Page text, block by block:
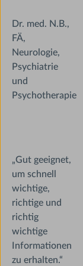
Dr. med. N.B.,
FÄ,
Neurologie,
Psychiatrie
und
Psychotherapie
„Gut geeignet,
um schnell
wichtige,
richtige und
richtig
wichtige
Informationen
zu erhalten.“